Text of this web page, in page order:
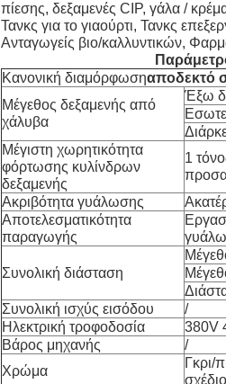
πίεσης, δεξαμενές CIP, γάλα /
Τανκς για το γιαούρτι, Τανκς
Ανταγωγείς βιο/καλλυντικών,
Κανονική διαμόρφωσηαποδεκτό
Μέγεθος δεξαμενής από
χάλυβα
Έξω
Μέγιστη χωρητικότητα
φόρτωσης κυλίνδρων
δεξαμενής
1
Ακριβότητα γυάλωσης
Αποτελεσματικότητα
παραγωγής
Συνολική διάσταση
Συνολική ισχύς εισόδου
/
Ηλεκτρική τροφοδοσία
380V
Βάρος μηχανής
/
Χρώμα
Γκρι/
σχέδιο